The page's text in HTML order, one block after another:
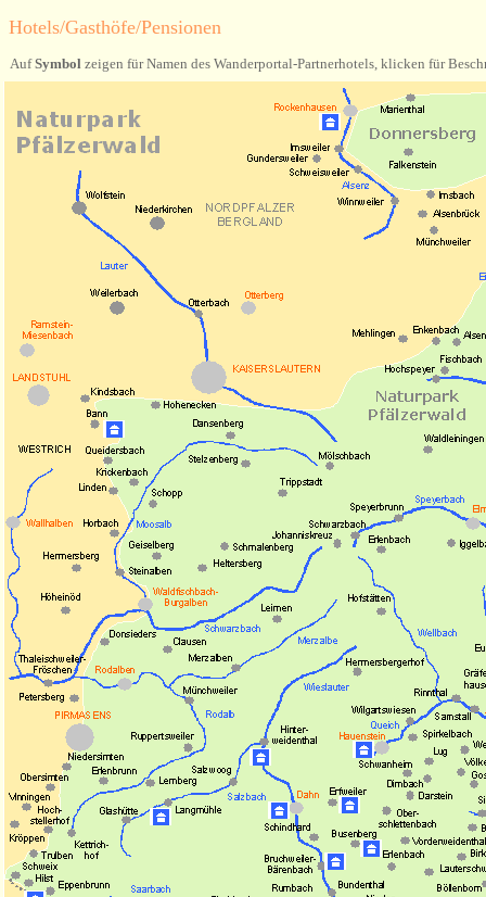
Hotels/Gasthöfe/Pensionen
AufSymbol zeigen für Namen des Wanderportal-Partnerhotels, klicken für